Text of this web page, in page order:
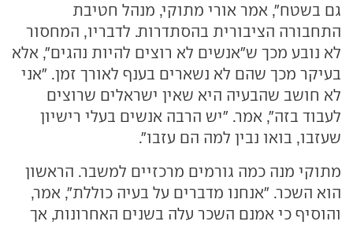
גם בשטח", אמר אורי מתוקי, מנהל חטיבת
התחבורה הציבורית בהסתדרות. לדבריו, המחסור
לא נובע מכך ש"אנשים לא רוצים להיות נהגים", אלא
בעיקר מכך שהם לא נשארים בענף לאורך זמן. "אני
לא חושב שהבעיה היא שאין ישראלים שרוצים
לעבוד בזה", אמר. "יש הרבה אנשים בעלי רישיון
שעזבו, בואו נבין למה הם עזבו".
מתוקי מנה כמה גורמים מרכזיים למשבר. הראשון
הוא השכר. "אנחנו מדברים על בעיה כוללת", אמר,
והוסיף כי אמנם השכר עלה בשנים האחרונות, אך